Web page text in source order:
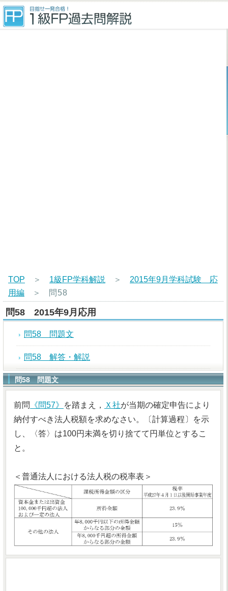
TOP ＞ 1級FP学科解説 ＞ 2015年9月学科試験 応
用編 ＞ 問58
問58 2015年9月応用
問58 問題文
問58 解答・解説
問58 問題文
前問 《問57》 を踏まえ， Ｘ社が当期の確定申告により
納付すべき法人税額を求めなさい。〔計算過程〕を示
し、〈答〉は100円未満を切り捨てて円単位とするこ
と。
＜普通法人における法人税の税率表＞